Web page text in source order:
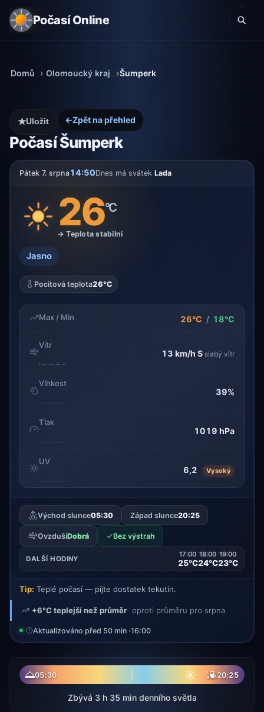
Počasí Online
Domů Olomoucký kraj Šumperk
←Zpět na přehled
Počasí Šumperk
★Uložit
Pátek 7. srpna14:50Dnes má svátek Lada
26°C
→ Teplota stabilní
Jasno
Pocitová teplota26°C
Max / Min 26°C / 18°C
Vítr
13 km/h S slabý vítr
Vlhkost
39%
Tlak
1019 hPa
UV
6,2 Vysoký
Východ slunce05:30 Západ slunce20:25
OvzdušíDobrá ✓Bez výstrah
DALŠÍ HODINY
17:00
25°C
18:00
24°C
19:00
23°C
Tip: Teplé počasí — pijte dostatek tekutin.
+6°C teplejší než průměr oproti průměru pro srpna
Aktualizováno před 50 min ·16:00
🌅05:30 ☀ 🌇20:25
Zbývá 3 h 35 min denního světla